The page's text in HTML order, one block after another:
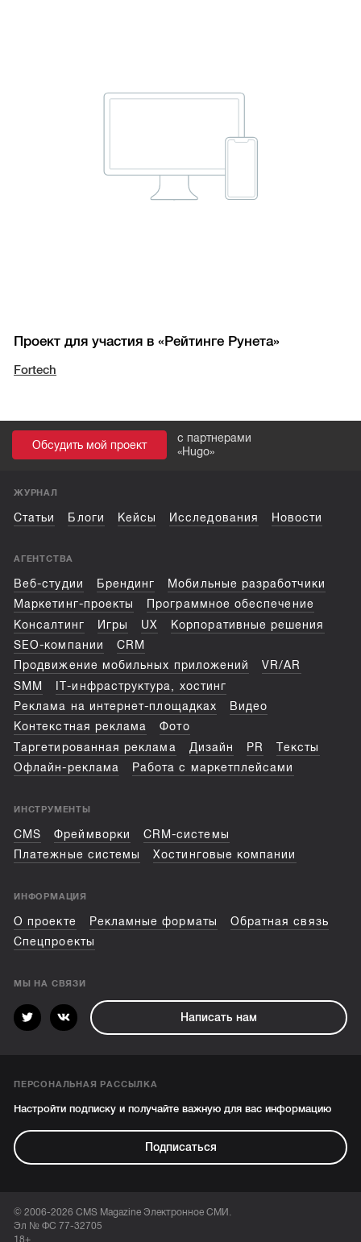
Проект для участия в «Рейтинге Рунета»
Fortech
Обсудить мой проект
с партнерами
«Hugo»
ЖУРНАЛ
Статьи Блоги Кейсы Исследования Новости
АГЕНТСТВА
Веб-студии Брендинг
Мобильные разработчики
Маркетинг-проекты
Программное обеспечение
Консалтинг
Игры UX
Корпоративные решения
SEO-компании
CRM
Продвижение мобильных приложений
VR/AR
SMM
IT-инфраструктура, хостинг
Реклама на интернет-площадках
Видео
Контекстная реклама
Фото
Таргетированная реклама
Дизайн PR
Тексты
Офлайн-реклама
Работа с маркетплейсами
ИНСТРУМЕНТЫ
CMS Фреймворки
CRM-системы
Платежные системы
Хостинговые компании
ИНФОРМАЦИЯ
О проекте Рекламные форматы
Обратная связь
Спецпроекты
МЫ НА СВЯЗИ
Написать нам
ПЕРСОНАЛЬНАЯ РАССЫЛКА
Настройти подписку и получайте важную для вас информацию
Подписаться
© 2006-2026 CMS Magazine Электронное СМИ.
Эл № ФС 77-32705
18+